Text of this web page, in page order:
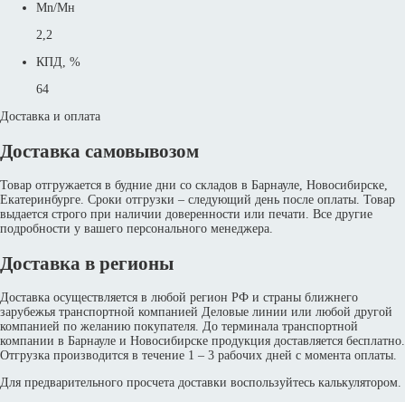
Mn/Mн
2,2
КПД, %
64
Доставка и оплата
Доставка самовывозом
Товар отгружается в будние дни со складов в Барнауле, Новосибирске,
Екатеринбурге. Сроки отгрузки – следующий день после оплаты. Товар
выдается строго при наличии доверенности или печати. Все другие
подробности у вашего персонального менеджера.
Доставка в регионы
Доставка осуществляется в любой регион РФ и страны ближнего
зарубежья транспортной компанией Деловые линии или любой другой
компанией по желанию покупателя. До терминала транспортной
компании в Барнауле и Новосибирске продукция доставляется бесплатно.
Отгрузка производится в течение 1 – 3 рабочих дней с момента оплаты.
Для предварительного просчета доставки воспользуйтесь калькулятором.